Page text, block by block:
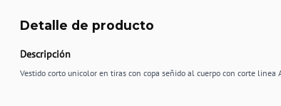
Detalle de producto
Descripción
Vestido corto unicolor en tiras con copa señido al cuerpo con corte linea